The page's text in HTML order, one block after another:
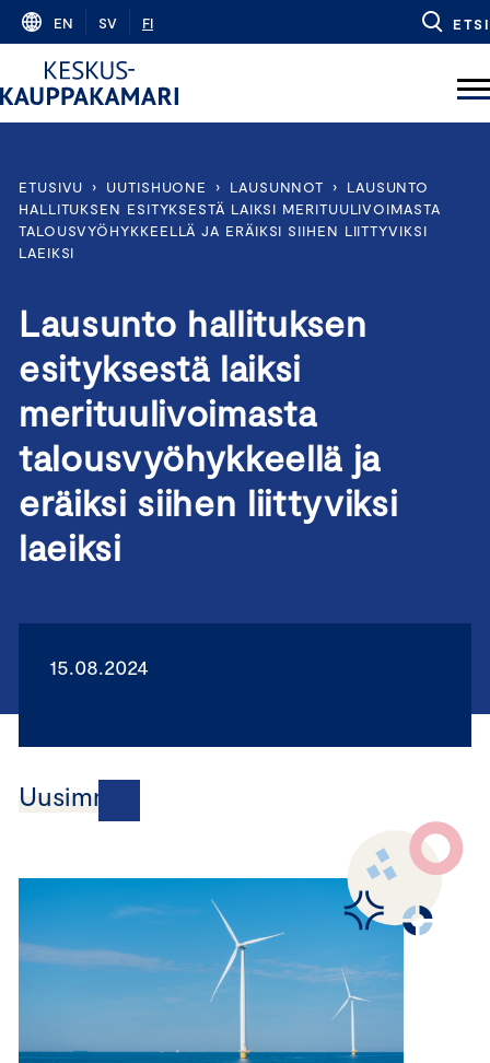
Skip
content
EN SV FI ETSI
ETUSIVU › UUTISHUONE › LAUSUNNOT ›
LAUSUNTO
HALLITUKSEN ESITYKSESTÄ LAIKSI MERITUULIVOIMASTA
TALOUSVYÖHYKKEELLÄ JA ERÄIKSI SIIHEN LIITTYVIKSI
LAEIKSI
Lausunto hallituksen
esityksestä laiksi
merituulivoimasta
talousvyöhykkeellä ja
eräiksi siihen liittyviksi
laeiksi
15.08.2024
Uusimmat